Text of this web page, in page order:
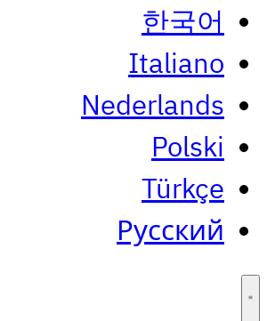
한국어
Italiano
Nederlands
Polski
Türkçe
Русский